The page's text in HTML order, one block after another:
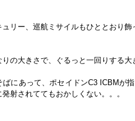
リー、巡航ミサイルもひととおり飾
りの大きさで、ぐるっと一回りする大
ばにあって、ポセイドンC3 ICBMが
射されててもおかしくない。。。